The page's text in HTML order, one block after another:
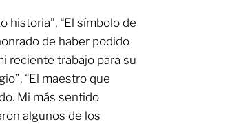
historia”, “El símbolo de
de haber podido
reciente trabajo para su
“El maestro que
Mi más sentido
algunos de los